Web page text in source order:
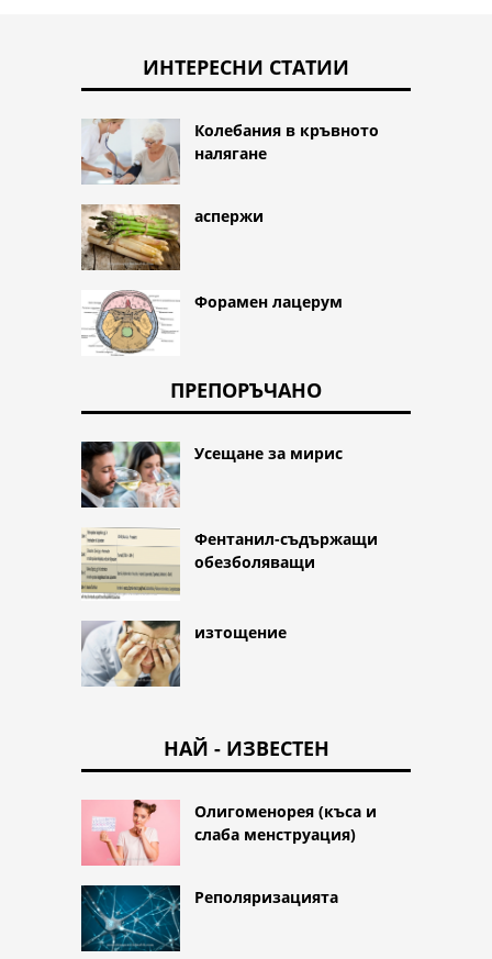
ИНТЕРЕСНИ СТАТИИ
Колебания в кръвното
налягане
аспержи
Форамен лацерум
ПРЕПОРЪЧАНО
Усещане за мирис
Фентанил-съдържащи
обезболяващи
изтощение
НАЙ - ИЗВЕСТЕН
Олигоменорея (къса и
слаба менструация)
Реполяризацията